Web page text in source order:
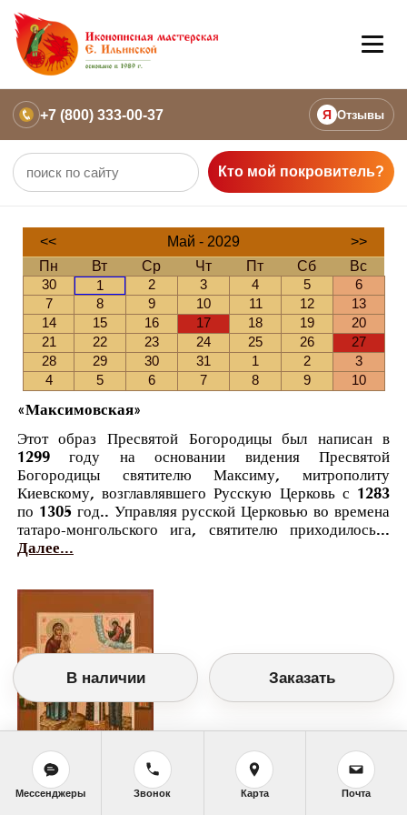
+7 (800) 333-00-37 Я Отзывы
Кто мой покровитель?
<< Май - 2029
>>
Пн
Вт Ср Чт Пт Сб
Вс
30
1 2 3 4 5
6
7
8 9 10 11 12
13
14
15 16 17 18 19
20
21
22 23 24 25 26
27
28
29 30 31 1 2
3
4
5 6 7 8 9 10
«Максимовская»
Этот образ Пресвятой Богородицы был написан в
1299 году на основании видения Пресвятой
Богородицы святителю Максиму, митрополиту
Киевскому, возглавлявшего Русскую Церковь с 1283
по 1305 год.. Управляя русской Церковью во времена
татаро-монгольского ига, святителю приходилось...
Далее...
Православный календарь
В наличии Заказать
Мессенджеры Звонок Карта Почта